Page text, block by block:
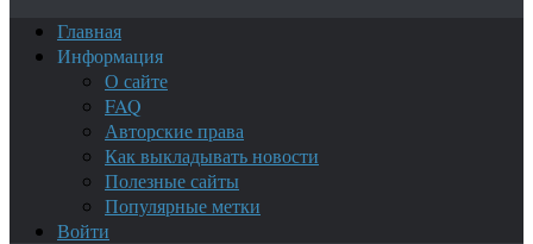
Главная
Информация
О сайте
FAQ
Авторские права
Как выкладывать новости
Полезные сайты
Популярные метки
Войти